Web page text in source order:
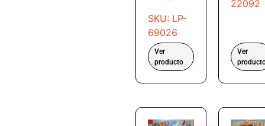
SKU: LP-
69026
Ver
producto
22092
Ver